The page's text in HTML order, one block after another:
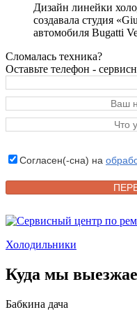
Дизайн линейки
создавала студия
автомобиля Bugatti
Сломалась техника?
Оставьте телефон -
Согласен(-сна) на
Холодильники
Куда мы
Бабкина дача